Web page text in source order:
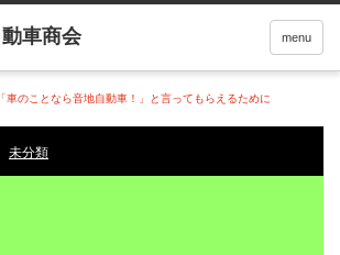
menu
「車のことなら音地自動車！」と言ってもらえるために
未分類